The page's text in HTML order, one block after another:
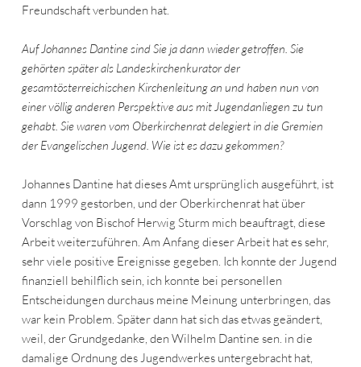
Freundschaft verbunden hat.
Auf Johannes Dantine sind Sie ja dann wieder getroffen. Sie
gehörten später als Landeskirchenkurator der
gesamtösterreichischen Kirchenleitung an und haben nun von
einer völlig anderen Perspektive aus mit Jugendanliegen zu tun
gehabt. Sie waren vom Oberkirchenrat delegiert in die Gremien
der Evangelischen Jugend. Wie ist es dazu gekommen?
Johannes Dantine hat dieses Amt ursprünglich ausgeführt, ist
dann 1999 gestorben, und der Oberkirchenrat hat über
Vorschlag von Bischof Herwig Sturm mich beauftragt, diese
Arbeit weiterzuführen. Am Anfang dieser Arbeit hat es sehr,
sehr viele positive Ereignisse gegeben. Ich konnte der Jugend
finanziell behilflich sein, ich konnte bei personellen
Entscheidungen durchaus meine Meinung unterbringen, das
war kein Problem. Später dann hat sich das etwas geändert,
weil, der Grundgedanke, den Wilhelm Dantine sen. in die
damalige Ordnung des Jugendwerkes untergebracht hat,